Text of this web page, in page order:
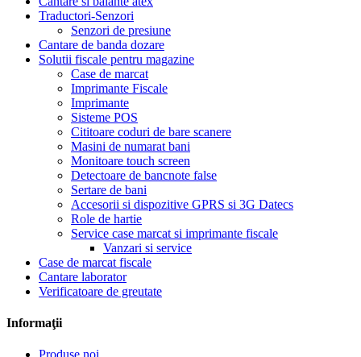
Traductori-Senzori
Senzori de presiune
Cantare de banda dozare
Solutii fiscale pentru magazine
Case de marcat
Imprimante Fiscale
Imprimante
Sisteme POS
Cititoare coduri de bare scanere
Masini de numarat bani
Monitoare touch screen
Detectoare de bancnote false
Sertare de bani
Accesorii si dispozitive GPRS si 3G Datecs
Role de hartie
Service case marcat si imprimante fiscale
Vanzari si service
Case de marcat fiscale
Cantare laborator
Verificatoare de greutate
Informaţii